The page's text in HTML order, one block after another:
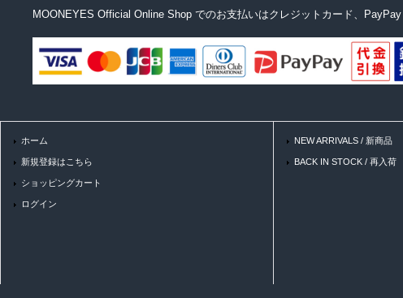
MOONEYES Official Online Shop でのお支払いはクレジットカード、
ホーム
新規登録はこちら
ショッピングカート
ログイン
NEW ARRIVALS / 新商品
BACK IN STOCK / 再入荷